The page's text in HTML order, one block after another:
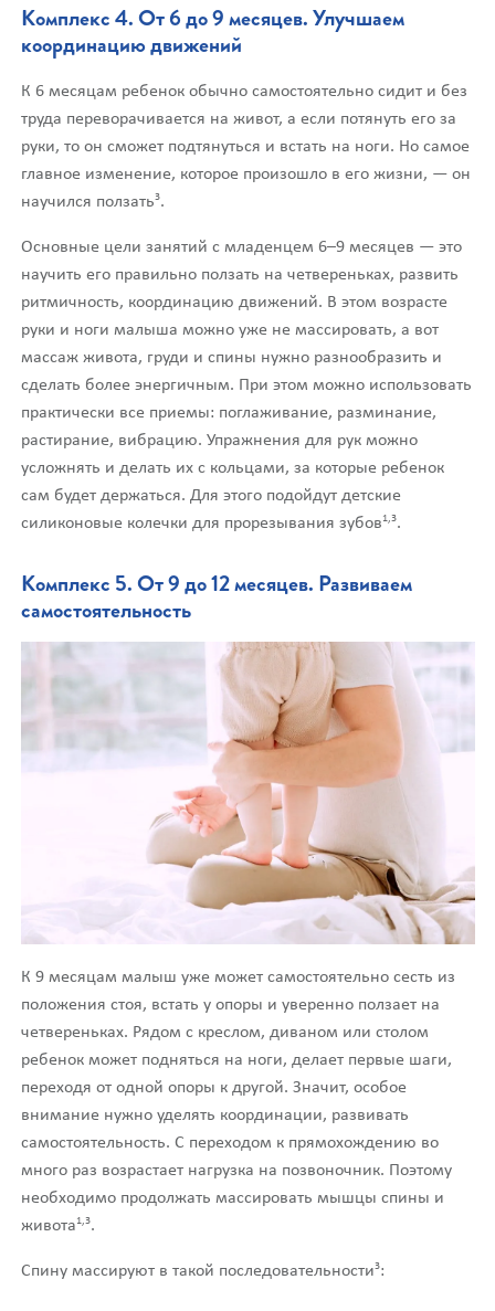
Комплекс 4. От 6 до 9 месяцев. Улучшаем
координацию движений
К 6 месяцам ребенок обычно самостоятельно сидит и без
труда переворачивается на живот, а если потянуть его за
руки, то он сможет подтянуться и встать на ноги. Но самое
главное изменение, которое произошло в его жизни, — он
научился ползать3.
Основные цели занятий с младенцем 6–9 месяцев — это
научить его правильно ползать на четвереньках, развить
ритмичность, координацию движений. В этом возрасте
руки и ноги малыша можно уже не массировать, а вот
массаж живота, груди и спины нужно разнообразить и
сделать более энергичным. При этом можно использовать
практически все приемы: поглаживание, разминание,
растирание, вибрацию. Упражнения для рук можно
усложнять и делать их с кольцами, за которые ребенок
сам будет держаться. Для этого подойдут детские
силиконовые колечки для прорезывания зубов1,3.
Комплекс 5. От 9 до 12 месяцев. Развиваем
самостоятельность
К 9 месяцам малыш уже может самостоятельно сесть из
положения стоя, встать у опоры и уверенно ползает на
четвереньках. Рядом с креслом, диваном или столом
ребенок может подняться на ноги, делает первые шаги,
переходя от одной опоры к другой. Значит, особое
внимание нужно уделять координации, развивать
самостоятельность. С переходом к прямохождению во
много раз возрастает нагрузка на позвоночник. Поэтому
необходимо продолжать массировать мышцы спины и
живота1,3.
Спину массируют в такой последовательности3: